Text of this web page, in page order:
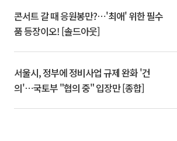
콘서트 갈 때 응원봉만?⋯'최애' 위한 필수
품 등장이오! [솔드아웃]
서울시, 정부에 정비사업 규제 완화 '건
의'⋯국토부 "협의 중" 입장만 [종합]